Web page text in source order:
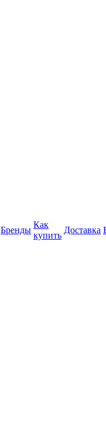
Бренды
Как
купить
Доставка